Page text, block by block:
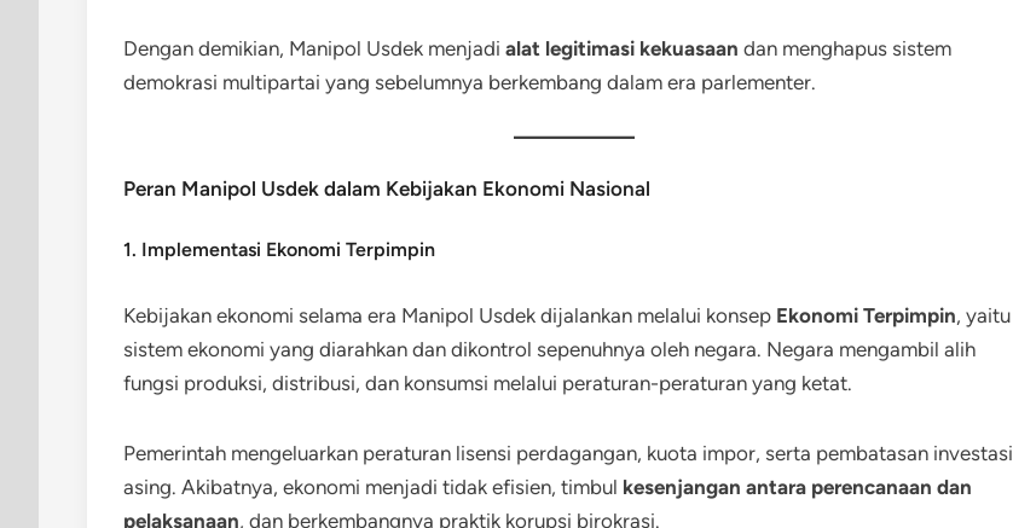
Dengan demikian, Manipol Usdek menjadi alat legitimasi kekuasaan dan menghapus sistem
demokrasi multipartai yang sebelumnya berkembang dalam era parlementer.
Peran Manipol Usdek dalam Kebijakan Ekonomi Nasional
1. Implementasi Ekonomi Terpimpin
Kebijakan ekonomi selama era Manipol Usdek dijalankan melalui konsep Ekonomi Terpimpin, yaitu
sistem ekonomi yang diarahkan dan dikontrol sepenuhnya oleh negara. Negara mengambil alih
fungsi produksi, distribusi, dan konsumsi melalui peraturan-peraturan yang ketat.
Pemerintah mengeluarkan peraturan lisensi perdagangan, kuota impor, serta pembatasan investasi
asing. Akibatnya, ekonomi menjadi tidak efisien, timbul kesenjangan antara perencanaan dan
pelaksanaan, dan berkembangnya praktik korupsi birokrasi.